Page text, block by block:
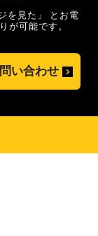
を見た」
とお電
が可能です。
い合わせ